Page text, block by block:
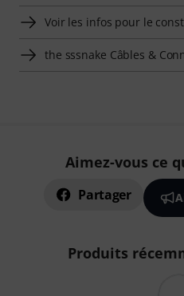
Voir les infos pour le
the sssnake Câbles &
Aimez-vous ce
Partager
Produits